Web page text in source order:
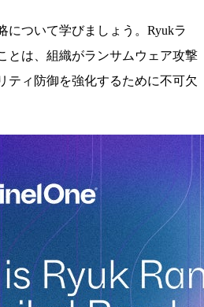
について学びましょう。Ryukラ
とは、組織がランサムウェア攻撃
ティ防御を強化するために不可欠